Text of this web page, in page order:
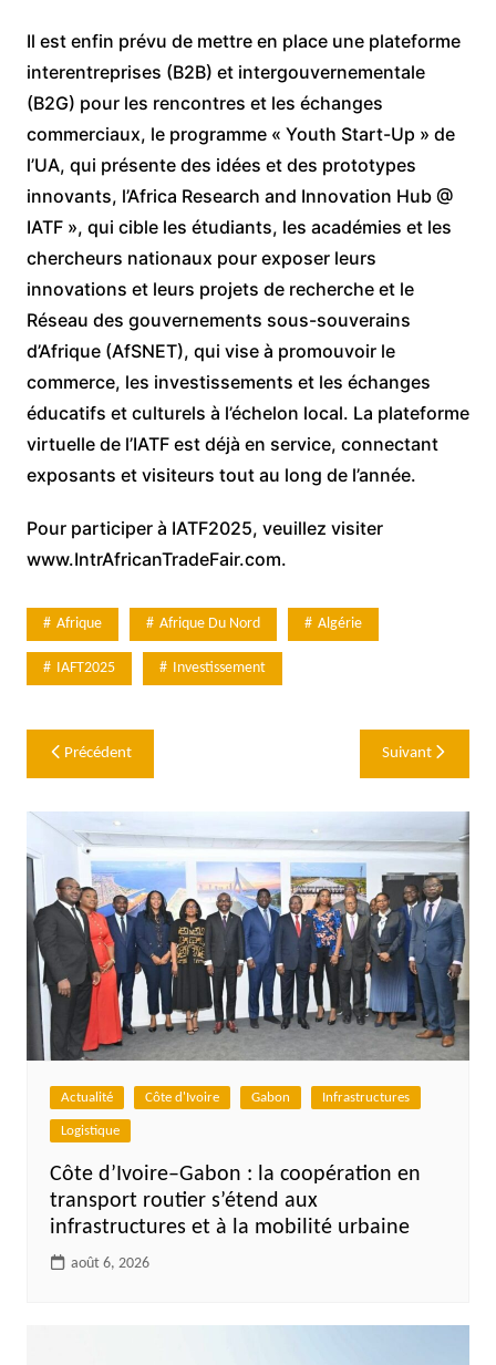
Il est enfin prévu de mettre en place une plateforme
interentreprises (B2B) et intergouvernementale
(B2G) pour les rencontres et les échanges
commerciaux, le programme « Youth Start-Up » de
l’UA, qui présente des idées et des prototypes
innovants, l’Africa Research and Innovation Hub @
IATF », qui cible les étudiants, les académies et les
chercheurs nationaux pour exposer leurs
innovations et leurs projets de recherche et le
Réseau des gouvernements sous-souverains
d’Afrique (AfSNET), qui vise à promouvoir le
commerce, les investissements et les échanges
éducatifs et culturels à l’échelon local. La plateforme
virtuelle de l’IATF est déjà en service, connectant
exposants et visiteurs tout au long de l’année.
Pour participer à IATF2025, veuillez visiter
www.IntrAfricanTradeFair.com.
Afrique Afrique Du Nord Algérie
IAFT2025 Investissement
Navigation
de
l’article
Précédent Suivant
Actualité Côte d'Ivoire Gabon Infrastructures
Logistique
Côte d’Ivoire–Gabon : la coopération en
transport routier s’étend aux
infrastructures et à la mobilité urbaine
août 6, 2026